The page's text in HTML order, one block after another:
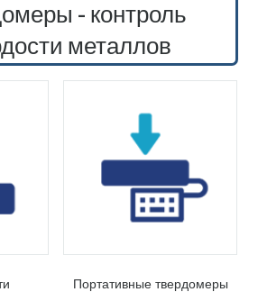
- контроль
металлов
Портативные твердомеры